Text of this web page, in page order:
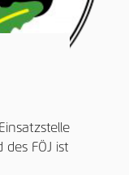
FÖJ ist